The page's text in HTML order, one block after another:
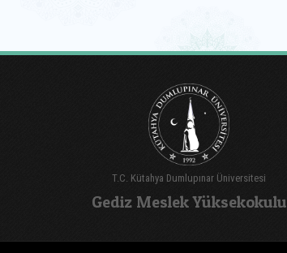
T.C. Kütahya Dumlupınar Üniversitesi
Gediz Meslek Yüksekokulu